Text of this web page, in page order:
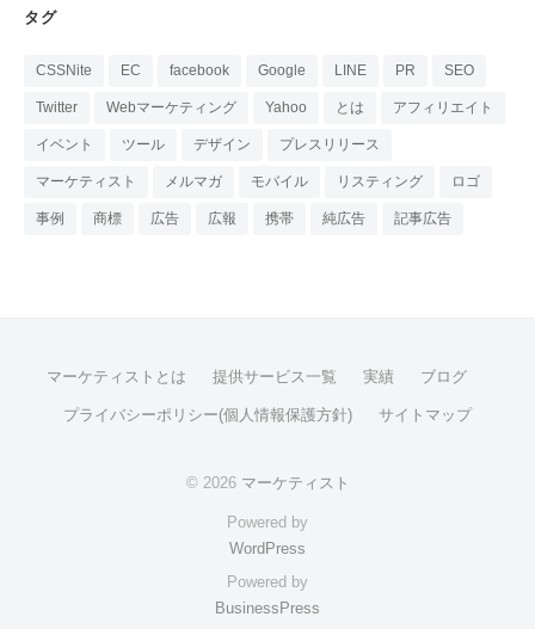
タグ
CSSNite EC facebook Google LINE PR SEO
Twitter Webマーケティング Yahoo とは アフィリエイト
イベント ツール デザイン プレスリリース
マーケティスト メルマガ モバイル リスティング ロゴ
事例 商標 広告 広報 携帯 純広告 記事広告
マーケティストとは 提供サービス一覧 実績 ブログ
プライバシーポリシー(個人情報保護方針) サイトマップ
© 2026 マーケティスト
Powered by
WordPress
Powered by
BusinessPress